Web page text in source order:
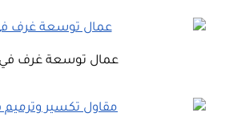
عمال توسعة غرف